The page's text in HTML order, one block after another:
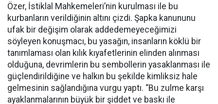
Özer, İstiklal Mahkemeleri’nin kurulması ile bu
kurbanların verildiğinin altını çizdi. Şapka kanununu
ufak bir değişim olarak addedemeyeceğimizi
söyleyen konuşmacı, bu yasağın, insanların köklü bir
tanımlaması olan kılık kıyafetlerinin elinden alınması
olduğuna, devrimlerin bu sembollerin yasaklanması ile
güçlendirildiğine ve halkın bu şekilde kimliksiz hale
gelmesinin sağlandığına vurgu yaptı. “Bu zulme karşı
ayaklanmalarının büyük bir şiddet ve baskı ile